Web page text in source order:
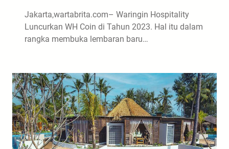
Jakarta,wartabrita.com– Waringin Hospitality
Luncurkan WH Coin di Tahun 2023. Hal itu dalam
rangka membuka lembaran baru…